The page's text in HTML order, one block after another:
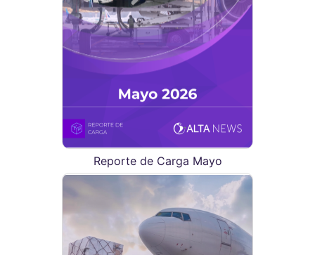
Reporte de Carga Mayo